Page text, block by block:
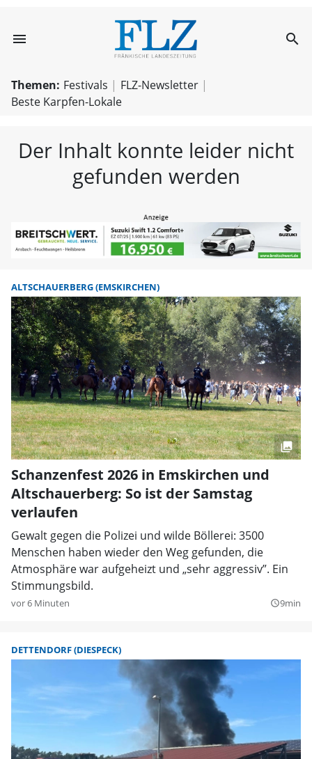
menu FLZ – search
Themen: Festivals
FLZ-Newsletter
Beste Karpfen-Lokale
Der Inhalt konnte leider nicht
gefunden werden
ALTSCHAUERBERG (EMSKIRCHEN)
Schanzenfest 2026 in Emskirchen und
Altschauerberg: So ist der Samstag
verlaufen
Gewalt gegen die Polizei und wilde Böllerei: 3500
Menschen haben wieder den Weg gefunden, die
Atmosphäre war aufgeheizt und „sehr aggressiv”. Ein
Stimmungsbild.
vor 6 Minuten query_builder9min
DETTENDORF (DIESPECK)